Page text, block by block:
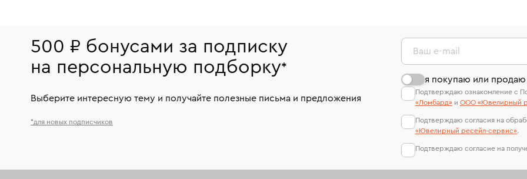
500 ₽ бонусами за подписку
на персональную подборку*
Выберите интересную тему и получайте полезные письма и предложения
*для новых подписчиков
Ваш e-mail
я покупаю или
Подтверждаю ознакомление с
«Ломбард» и ООО «Ювелирный
Подтверждаю согласия на
«Ювелирный ресейл-сервиc».
Подтверждаю согласие на